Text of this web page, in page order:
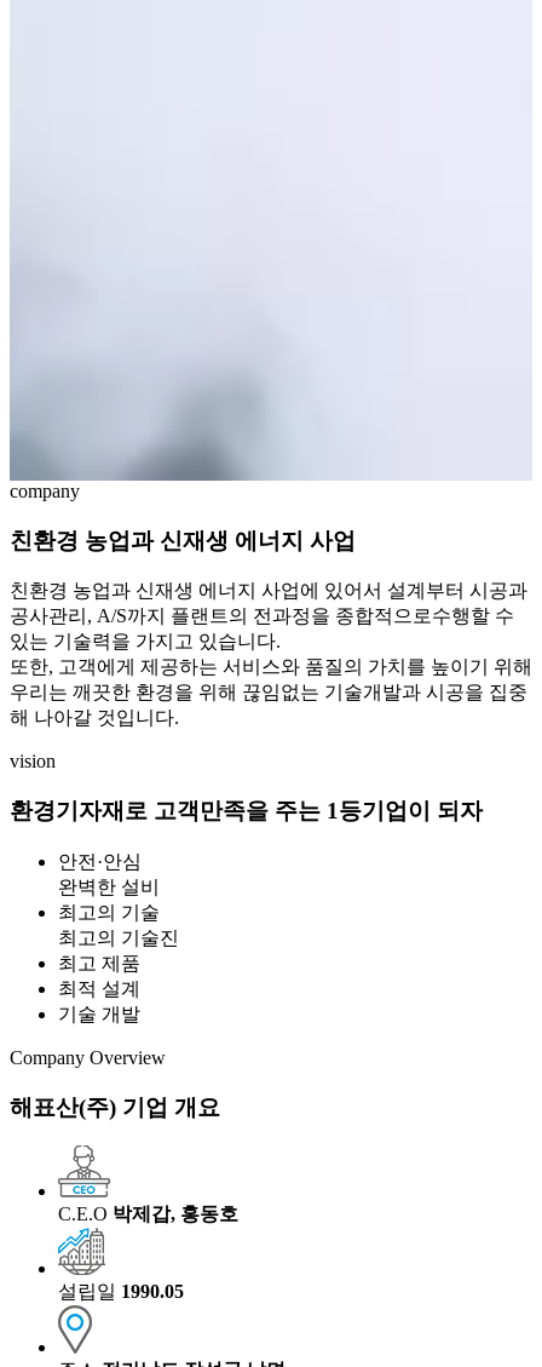
company
친환경 농업과 신재생 에너지 사업
친환경 농업과 신재생 에너지 사업에 있어서 설계부터 시공과
공사관리, A/S까지 플랜트의 전과정을 종합적으로수행할 수
있는 기술력을 가지고 있습니다.
또한, 고객에게 제공하는 서비스와 품질의 가치를 높이기 위해
우리는 깨끗한 환경을 위해 끊임없는 기술개발과 시공을 집중
해 나아갈 것입니다.
vision
환경기자재로 고객만족을 주는 1등기업이 되자
안전·안심
완벽한 설비
최고의 기술
최고의 기술진
최고 제품
최적 설계
기술 개발
Company Overview
해표산(주) 기업 개요
C.E.O 박제갑, 홍동호
설립일 1990.05